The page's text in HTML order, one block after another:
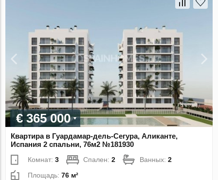
€ 365 000
Квартира в Гуардамар-дель-Сегура, Аликанте,
Испания 2 спальни, 76м2 №181930
Комнат:3 Спален:2 Ванных:2
Площадь:76 м²